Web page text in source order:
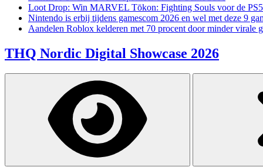
Loot Drop: Win MARVEL Tōkon: Fighting Souls voor de PS5
Nintendo is erbij tijdens gamescom 2026 en wel met deze 9
Aandelen Roblox kelderen met 70 procent door minder virale
THQ Nordic Digital Showcase 2026